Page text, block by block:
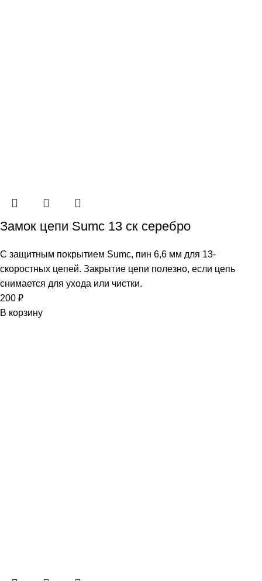
Замок цепи Sumc 13 ск серебро
С защитным покрытием Sumc, пин 6,6 мм для 13-
скоростных цепей. Закрытие цепи полезно, если цепь
снимается для ухода или чистки.
200 ₽
В корзину